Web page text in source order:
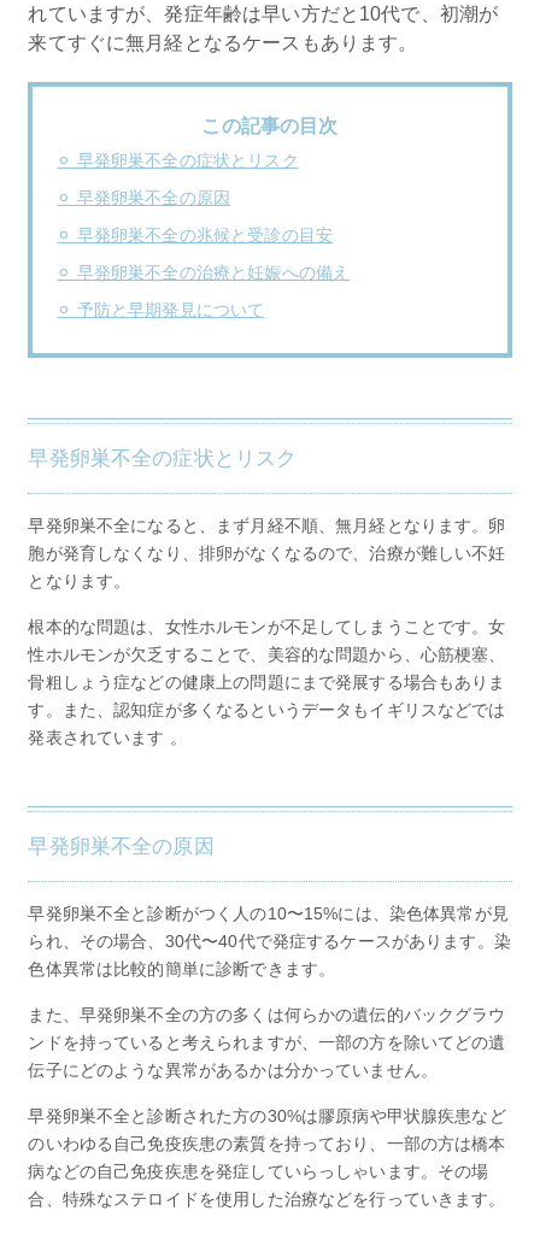
れていますが、発症年齢は早い方だと10代で、初潮が
来てすぐに無月経となるケースもあります。
この記事の目次
⚪︎ 早発卵巣不全の症状とリスク
⚪︎ 早発卵巣不全の原因
⚪︎ 早発卵巣不全の兆候と受診の目安
⚪︎ 早発卵巣不全の治療と妊娠への備え
⚪︎ 予防と早期発見について
早発卵巣不全の症状とリスク
早発卵巣不全になると、まず月経不順、無月経となります。卵
胞が発育しなくなり、排卵がなくなるので、治療が難しい不妊
となります。
根本的な問題は、女性ホルモンが不足してしまうことです。女
性ホルモンが欠乏することで、美容的な問題から、心筋梗塞、
骨粗しょう症などの健康上の問題にまで発展する場合もありま
す。また、認知症が多くなるというデータもイギリスなどでは
発表されています 。
早発卵巣不全の原因
早発卵巣不全と診断がつく人の10〜15%には、染色体異常が見
られ、その場合、30代〜40代で発症するケースがあります。染
色体異常は比較的簡単に診断できます。
また、早発卵巣不全の方の多くは何らかの遺伝的バックグラウ
ンドを持っていると考えられますが、一部の方を除いてどの遺
伝子にどのような異常があるかは分かっていません。
早発卵巣不全と診断された方の30%は膠原病や甲状腺疾患など
のいわゆる自己免疫疾患の素質を持っており、一部の方は橋本
病などの自己免疫疾患を発症していらっしゃいます。その場
合、特殊なステロイドを使用した治療などを行っていきます。